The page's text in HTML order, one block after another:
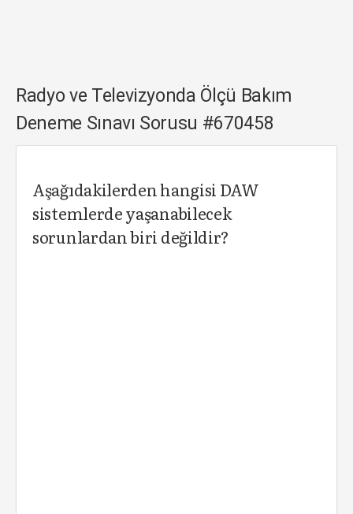
Radyo ve Televizyonda Ölçü Bakım
Deneme Sınavı Sorusu #670458
Aşağıdakilerden hangisi DAW
sistemlerde yaşanabilecek
sorunlardan biri değildir?